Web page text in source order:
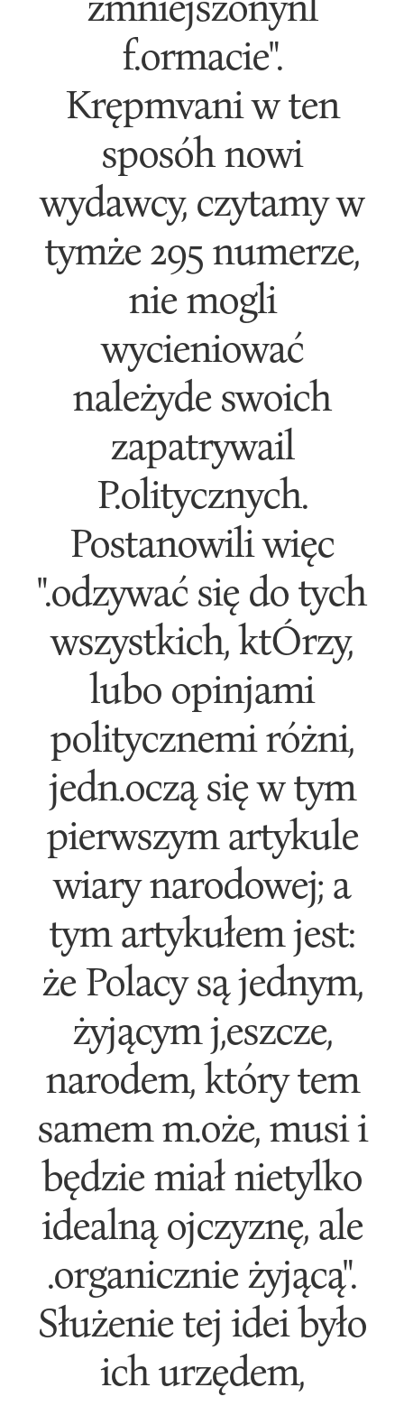
f.ormacie".
Krępmvani w ten
sposóh nowi
wydawcy, czytamy w
tymże 295 numerze,
nie mogli
wycieniować
należyde swoich
zapatrywail
P.olitycznych.
Postanowili więc
".odzywać się do tych
wszystkich, ktÓrzy,
lubo opinjami
politycznemi różni,
jedn.oczą się w tym
pierwszym artykule
wiary narodowej; a
tym artykułem jest:
że Polacy są jednym,
żyjącym j,eszcze,
narodem, który tem
samem m.oże, musi i
będzie miał nietylko
idealną ojczyznę, ale
.organicznie żyjącą".
Służenie tej idei było
ich urzędem,